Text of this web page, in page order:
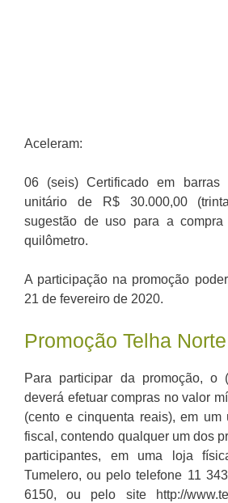
Aceleram:
06 (seis) Certificado em
unitário de R$ 30.000,00
sugestão de uso para a
quilômetro.
A participação na promoção
21 de fevereiro de 2020.
Promoção Telha
Para participar da promoção, o
deverá efetuar compras no valor
(cento e cinquenta reais), em um
fiscal, contendo qualquer um dos
participantes, em uma loja
Tumelero, ou pelo telefone 11
6150, ou pelo site http://